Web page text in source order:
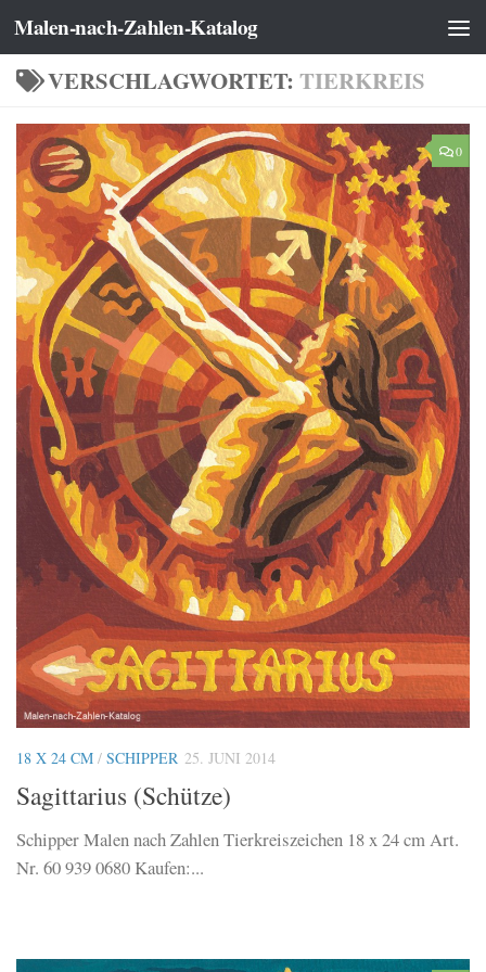
Zum Inhalt springen
Malen-nach-Zahlen-Katalog
VERSCHLAGWORTET: TIERKREIS
0
18 X 24 CM / SCHIPPER 25. JUNI 2014
Sagittarius (Schütze)
Schipper Malen nach Zahlen Tierkreiszeichen 18 x 24 cm Art.
Nr. 60 939 0680 Kaufen:...